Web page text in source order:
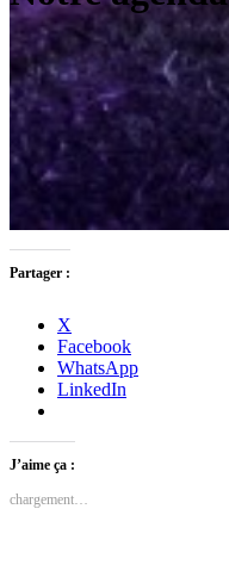
Partager :
X
Facebook
WhatsApp
LinkedIn
J’aime ça :
chargement…